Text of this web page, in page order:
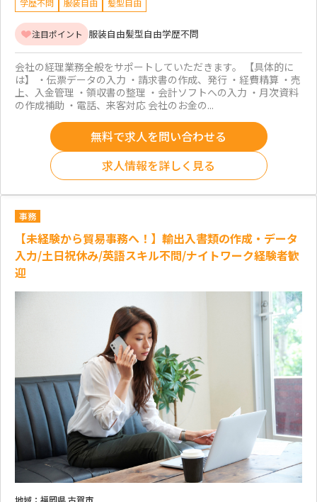
注目ポイント 服装自由髪型自由学歴不問
会社の経理業務全般をサポートしていただきます。 【具体的に
は】 ・伝票データの入力 ・請求書の作成、発行 ・経費精算 ・売
上、入金管理 ・領収書の整理 ・会計ソフトへの入力 ・月次資料
の作成補助 ・電話、来客対応 会社のお金の...
無料で求人を問い合わせる
求人情報を詳しく見る
事務
【未経験から貿易事務へ！】輸出入書類の作成・データ
入力/土日祝休み/英語スキル不問/ナイトワーク経験者歓
迎